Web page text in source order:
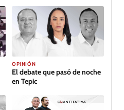
OPINIÓN
El debate que pasó de noche
en Tepic